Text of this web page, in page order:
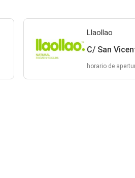
Llaollao
C/ San
horario de